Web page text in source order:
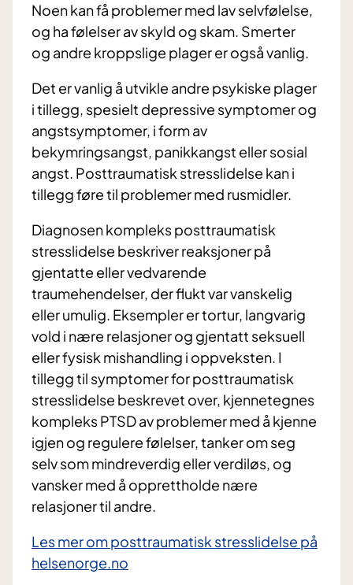
Noen kan få problemer med lav selvfølelse,
og ha følelser av skyld og skam. Smerter
og andre kroppslige plager er også vanlig.
Det er vanlig å utvikle andre psykiske plager
i tillegg, spesielt depressive symptomer og
angstsymptomer, i form av
bekymringsangst, panikkangst eller sosial
angst. Posttraumatisk stresslidelse kan i
tillegg føre til problemer med rusmidler.
Diagnosen kompleks posttraumatisk
stresslidelse beskriver reaksjoner på
gjentatte eller vedvarende
traumehendelser, der flukt var vanskelig
eller umulig. Eksempler er tortur, langvarig
vold i nære relasjoner og gjentatt seksuell
eller fysisk mishandling i oppveksten. I
tillegg til symptomer for posttraumatisk
stresslidelse beskrevet over, kjennetegnes
kompleks PTSD av problemer med å kjenne
igjen og regulere følelser, tanker om seg
selv som mindreverdig eller verdiløs, og
vansker med å opprettholde nære
relasjoner til andre.
Les mer om posttraumatisk stresslidelse på
helsenorge.no